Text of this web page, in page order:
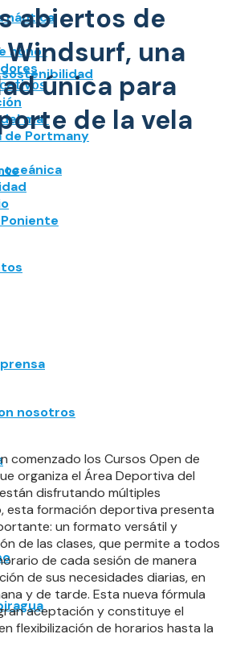
náutica
honor
mar
de Portmany
oceánica
nosotros
abiertos de
una
única para
de la vela
comenzado los Cursos Open de
organiza el Área Deportiva del
disfrutando múltiples
esta formación deportiva presenta
un formato versátil y
de las clases, que permite a todos
de cada sesión de manera
de sus necesidades diarias, en
y de tarde. Esta nueva fórmula
aceptación y constituye el
flexibilización de horarios hasta la